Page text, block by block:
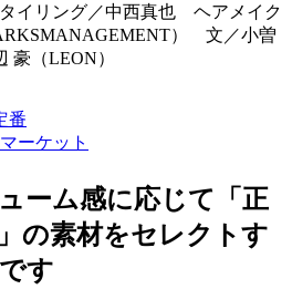
イリング／中西真也 ヘアメイク
） 文／小曽
（LEON）
番
ーケット
ーム感に応じて「正
の素材をセレクトす
す